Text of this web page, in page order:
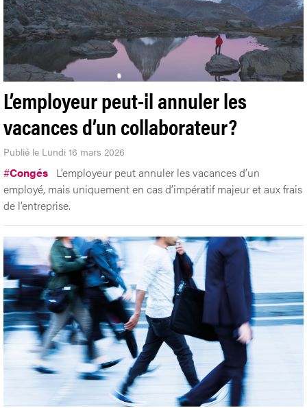
L’employeur peut-il annuler les
vacances d’un collaborateur?
Publié le Lundi 16 mars 2026
#Congés L’employeur peut annuler les vacances d’un
employé, mais uniquement en cas d’impératif majeur et aux frais
de l’entreprise.